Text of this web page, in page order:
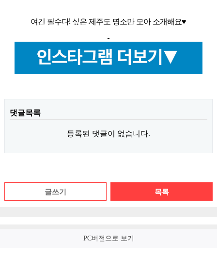
여긴 필수다! 싶은 제주도 명소만 모아 소개해요♥
댓글목록
등록된 댓글이 없습니다.
글쓰기 목록
PC버전으로 보기